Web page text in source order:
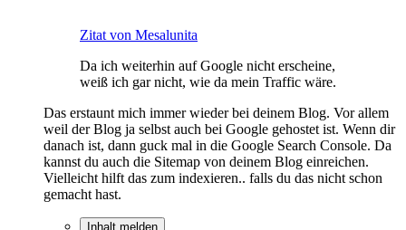
Zitat von Mesalunita
Da ich weiterhin auf Google nicht erscheine,
weiß ich gar nicht, wie da mein Traffic wäre.
Das erstaunt mich immer wieder bei deinem Blog. Vor allem
weil der Blog ja selbst auch bei Google gehostet ist. Wenn dir
danach ist, dann guck mal in die Google Search Console. Da
kannst du auch die Sitemap von deinem Blog einreichen.
Vielleicht hilft das zum indexieren.. falls du das nicht schon
gemacht hast.
Inhalt melden